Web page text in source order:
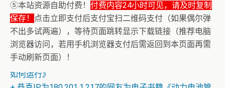
⑤本站资源自助付费！ 付费内容24小时可见，请及时复制
保存！
点击立即支付后支付宝扫二维码支付（如果偶尔弹
不出多试两遍），等待页面跳转显示下载链接（推荐电脑
浏览器访问，若用手机浏览器支付后需返回到本页面再需
手动刷新页面）！
+ 【真·核心技术】搜片神器+下载+在线看片神器
+ 恒星世界在暴力中诞生，也在暴力中消亡！《了解宇宙
如何运行》